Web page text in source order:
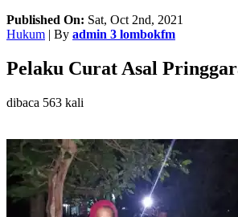
Published On: Sat, Oct 2nd, 2021
Hukum | By admin 3 lombokfm
Pelaku Curat Asal
dibaca 563 kali